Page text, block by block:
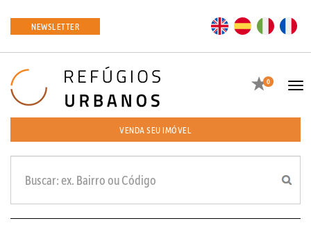
NEWSLETTER EN ES
Favoritos
0
VENDA SEU IMÓVEL